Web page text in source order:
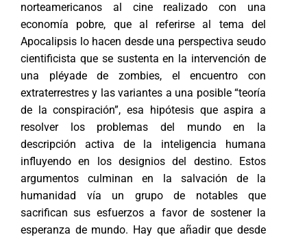
norteamericanos al cine realizado con una
economía pobre, que al referirse al tema del
Apocalipsis lo hacen desde una perspectiva seudo
cientificista que se sustenta en la intervención de
una pléyade de zombies, el encuentro con
extraterrestres y las variantes a una posible “teoría
de la conspiración”, esa hipótesis que aspira a
resolver los problemas del mundo en la
descripción activa de la inteligencia humana
influyendo en los designios del destino. Estos
argumentos culminan en la salvación de la
humanidad vía un grupo de notables que
sacrifican sus esfuerzos a favor de sostener la
esperanza de mundo. Hay que añadir que desde